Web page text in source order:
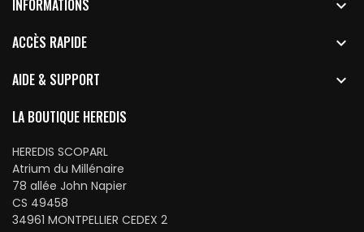
INFORMATIONS

ACCÈS RAPIDE

AIDE & SUPPORT

LA BOUTIQUE HEREDIS
HEREDIS SCOPARL
Atrium du Millénaire
78 allée John Napier
CS 49458
34961 MONTPELLIER CEDEX 2